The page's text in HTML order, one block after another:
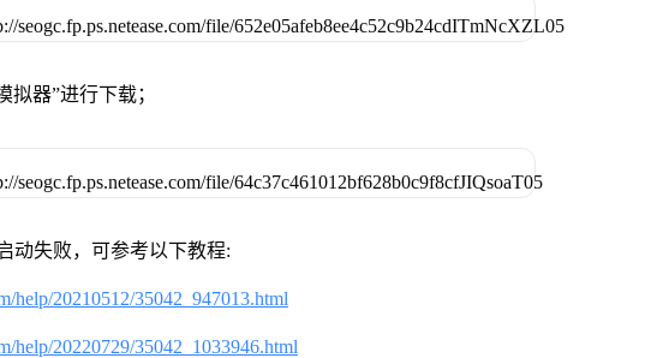
拟器”进行下载；
动失败，可参考以下教程:
help/20210512/35042_947013.html
help/20220729/35042_1033946.html